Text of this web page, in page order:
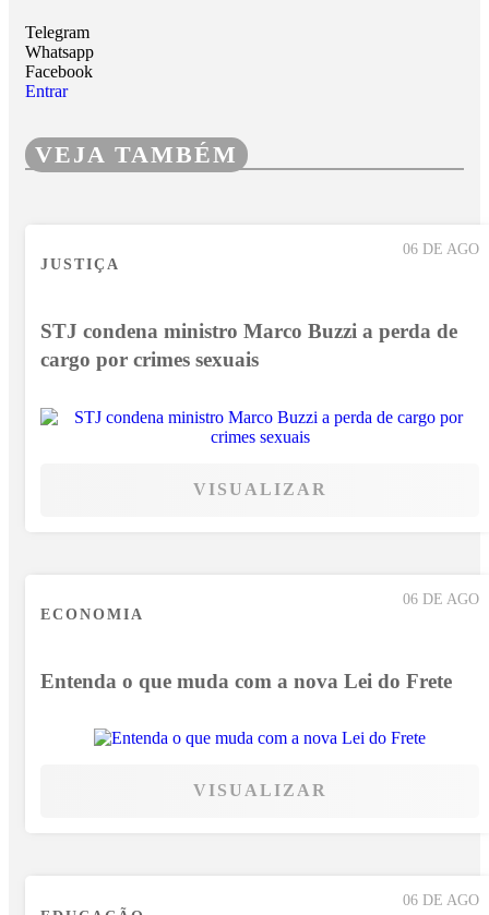
Telegram
Whatsapp
Facebook
Entrar
VEJA TAMBÉM
06 DE AGO
JUSTIÇA
STJ condena ministro Marco Buzzi a perda de
cargo por crimes sexuais
VISUALIZAR
06 DE AGO
ECONOMIA
Entenda o que muda com a nova Lei do Frete
VISUALIZAR
06 DE AGO